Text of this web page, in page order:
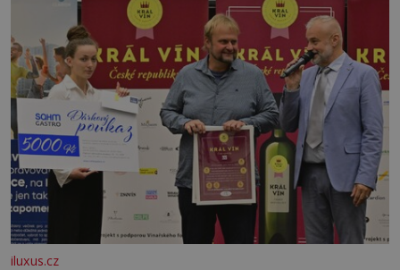
iluxus.cz